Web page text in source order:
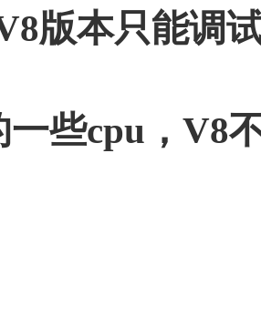
版本只能调
一些cpu，V8